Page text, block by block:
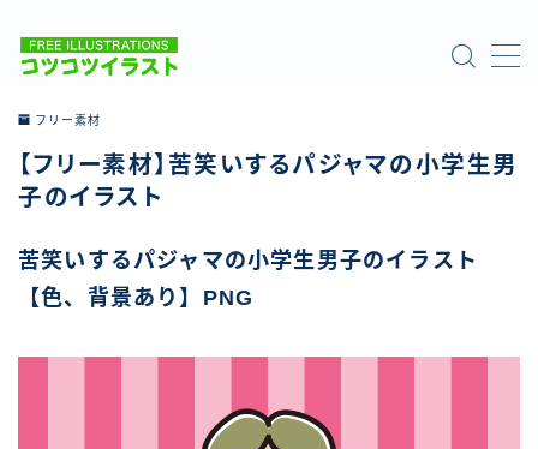
ホーム
お問い合わせ
フリー素材
【フリー素材】苦笑いするパジャマの小学生男
子のイラスト
苦笑いするパジャマの小学生男子のイラスト
【色、背景あり】PNG